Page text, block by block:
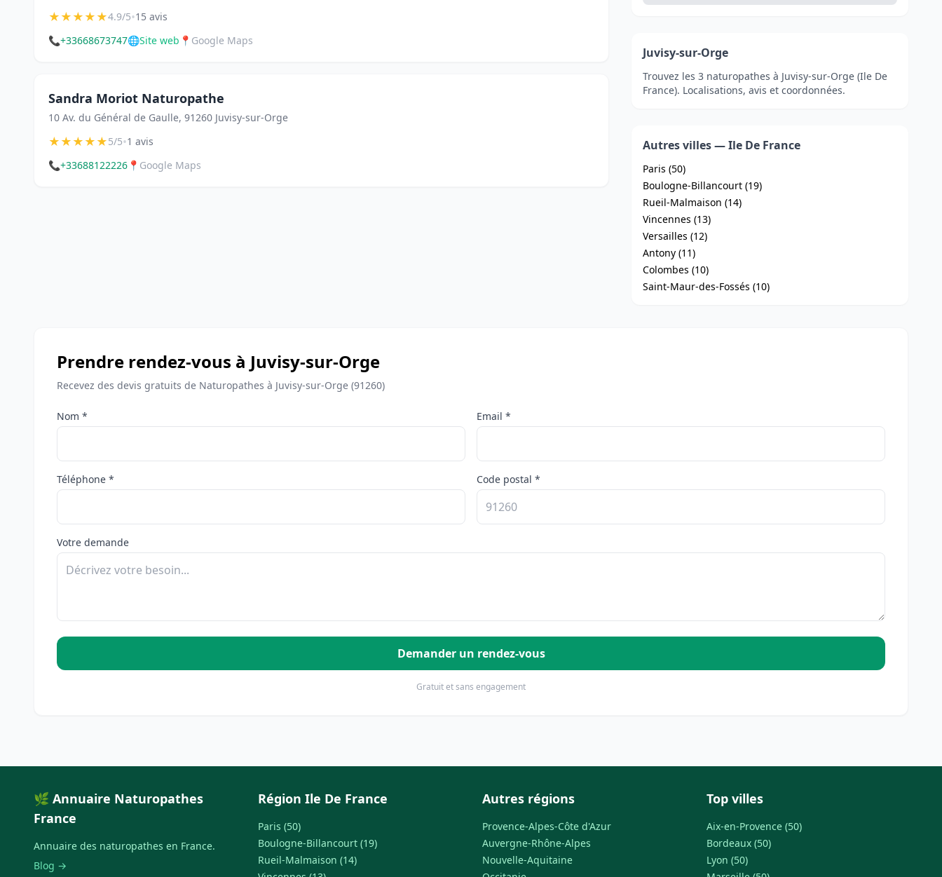
★★★★★4.9/5•15 avis
📞+33668673747🌐Site web 📍 Google Maps
Sandra Moriot Naturopathe
10 Av. du Général de Gaulle, 91260 Juvisy-sur-Orge
★★★★★5/5•1 avis
📞+33688122226 📍 Google Maps
Juvisy-sur-Orge
Trouvez les 3 naturopathes à Juvisy-sur-Orge (Ile De
France). Localisations, avis et coordonnées.
Autres villes — Ile De France
Paris (50)
Boulogne-Billancourt (19)
Rueil-Malmaison (14)
Vincennes (13)
Versailles (12)
Antony (11)
Colombes (10)
Saint-Maur-des-Fossés (10)
Prendre rendez-vous à Juvisy-sur-Orge
Recevez des devis gratuits de Naturopathes à Juvisy-sur-Orge (91260)
Nom * Email *
Téléphone * Code postal *
Votre demande
Demander un rendez-vous
Gratuit et sans engagement
🌿 Annuaire Naturopathes
France
Annuaire des naturopathes en France.
Blog →
Région Ile De France
Paris (50)
Boulogne-Billancourt (19)
Rueil-Malmaison (14)
Autres régions
Provence-Alpes-Côte d'Azur
Auvergne-Rhône-Alpes
Nouvelle-Aquitaine
Top villes
Aix-en-Provence (50)
Bordeaux (50)
Lyon (50)